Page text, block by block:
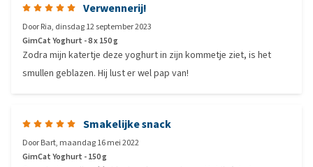
Verwennerij!
DoorRia, dinsdag 12 september 2023
GimCat Yoghurt - 8 x 150 g
Zodra mijn katertje deze yoghurt in zijn kommetje ziet, is het
smullen geblazen. Hij lust er wel pap van!
Smakelijke snack
DoorBart, maandag 16 mei 2022
GimCat Yoghurt - 150 g